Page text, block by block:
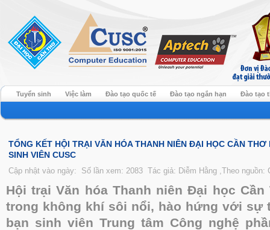
Tuyển sinh Việc làm Đào tạo quốc tế Đào tạo ngắn hạn Đào tạo
TỔNG KẾT HỘI TRẠI VĂN HÓA THANH NIÊN ĐẠI HỌC CẦN
SINH VIÊN CUSC
Cập nhật vào ngày: Số lần xem: 2083 Tác giả: Diễm Hằng ,Theo nguồn:
Hội trại Văn hóa Thanh niên Đại học
trong không khí sôi nổi, hào hứng với sự
bạn sinh viên Trung tâm Công nghệ